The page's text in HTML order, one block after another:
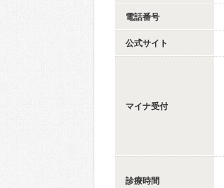
電話番号
公式サイト
マイナ受付
診療時間